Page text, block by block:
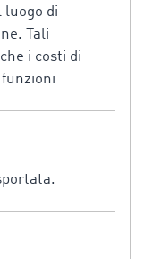
luogo di
Tali
i costi di
funzioni